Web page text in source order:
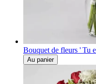
Bouquet de fleurs ' Tu
Au panier